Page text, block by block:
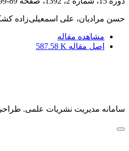
حسن مرادیان، علی اسمعیلی‌زاده
مشاهده مقاله
اصل مقاله 587.58 K
سامانه مدیریت نشریات علمی.